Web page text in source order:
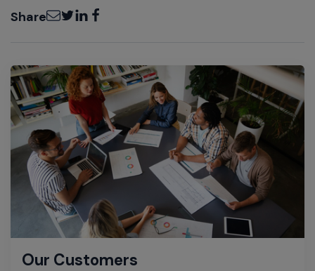
ShareEmailTwitter
LinkedInFacebook
Our Customers